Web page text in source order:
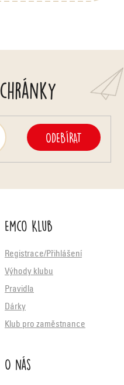
ODEBÍRAT
Emco Klub
Registrace/Přihlášení
Výhody klubu
Pravidla
Dárky
Klub pro zaměstnance
O nás